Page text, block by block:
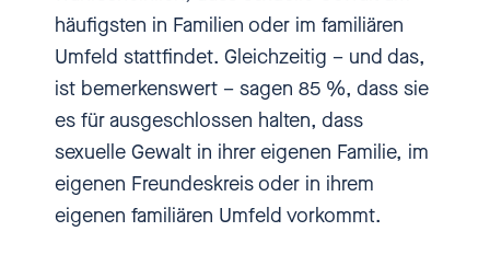
deshalb unsere zentrale
Botschaft: Schieb den Gedanken
nicht weg!
Nadia Kalouli[00:00:15] Hallo,
herzlich willkommen bei
einbiszwei, dem Podcast über
häufigsten in Familien oder im familiären
Umfeld stattfindet. Gleichzeitig – und das,
ist bemerkenswert – sagen 85 %, dass sie
es für ausgeschlossen halten, dass
sexuelle Gewalt in ihrer eigenen Familie, im
eigenen Freundeskreis oder in ihrem
eigenen familiären Umfeld vorkommt.